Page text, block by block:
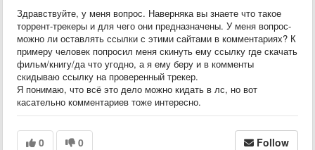
Здравствуйте, у меня вопрос. Наверняка вы знаете что такое
торрент-трекеры и для чего они предназначены. У меня вопрос-
можно ли оставлять ссылки с этими сайтами в комментариях? К
примеру человек попросил меня скинуть ему ссылку где скачать
фильм/книгу/да что угодно, а я ему беру и в комменты
скидываю ссылку на проверенный трекер.
Я понимаю, что всё это дело можно кидать в лс, но вот
касательно комментариев тоже интересно.
0 0 Follow